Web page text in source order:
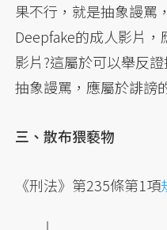
果不行，就是抽象謾罵
Deepfake的成人影片
影片?這屬於可以舉反
抽象謾罵，應屬於誹謗
三、散布猥褻物
《刑法》第235條第1項